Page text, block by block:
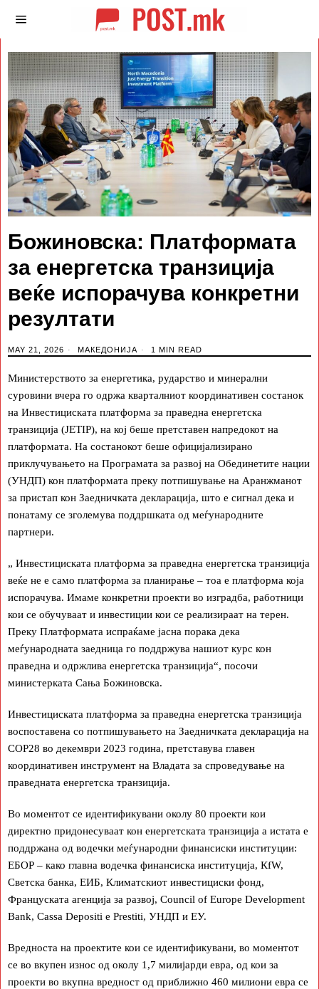
Божиновска: Платформата
за енергетска транзиција
веќе испорачува конкретни
резултати
MAY 21, 2026 МАКЕДОНИЈА 1 MIN READ
Министерството за енергетика, рударство и минерални
суровини вчера го одржа кварталниот координативен состанок
на Инвестициската платформа за праведна енергетска
транзиција (JETIP), на кој беше претставен напредокот на
платформата. На состанокот беше официјализирано
приклучувањето на Програмата за развој на Обединетите нации
(УНДП) кон платформата преку потпишување на Аранжманот
за пристап кон Заедничката декларација, што е сигнал дека и
понатаму се зголемува поддршката од меѓународните
партнери.
„ Инвестициската платформа за праведна енергетска транзиција
веќе не е само платформа за планирање – тоа е платформа која
испорачува. Имаме конкретни проекти во изградба, работници
кои се обучуваат и инвестиции кои се реализираат на терен.
Преку Платформата испраќаме јасна порака дека
меѓународната заедница го поддржува нашиот курс кон
праведна и одржлива енергетска транзиција“, посочи
министерката Сања Божиновска.
Инвестициската платформа за праведна енергетска транзиција
воспоставена со потпишувањето на Заедничката декларација на
COP28 во декември 2023 година, претставува главен
координативен инструмент на Владата за спроведување на
праведната енергетска транзиција.
Во моментот се идентификувани околу 80 проекти кои
директно придонесуваат кон енергетската транзиција а истата е
поддржана од водечки меѓународни финансиски институции:
ЕБОР – како главна водечка финансиска институција, КfW,
Светска банка, ЕИБ, Климатскиот инвестициски фонд,
Француската агенција за развој, Council of Europe Development
Bank, Cassa Depositi e Prestiti, УНДП и ЕУ.
Вредноста на проектите кои се идентификувани, во моментот
се во вкупен износ од околу 1,7 милијарди евра, од кои за
проекти во вкупна вредност од приближно 460 милиони евра се